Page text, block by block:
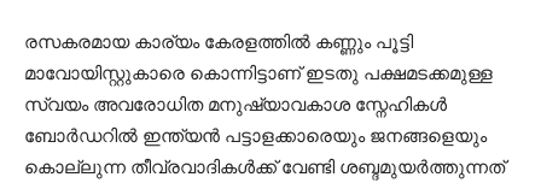
രസകരമായ കാര്യം കേരളത്തിൽ കണ്ണും പൂട്ടി
മാവോയിസ്റ്റുകാരെ കൊന്നിട്ടാണ് ഇടതു പക്ഷമടക്കമുള്ള
സ്വയം അവരോധിത മനുഷ്യാവകാശ സ്നേഹികൾ
ബോർഡറിൽ ഇന്ത്യൻ പട്ടാളക്കാരെയും ജനങ്ങളെയും
കൊല്ലുന്ന തീവ്രവാദികൾക്ക് വേണ്ടി ശബ്ദമുയർത്തുന്നത്